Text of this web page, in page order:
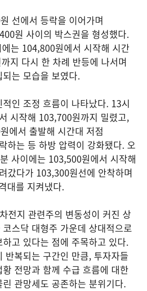
선에서 등락을 이어가며
원 사이의 박스권을 형성했다.
는 104,800원에서 시작해 시간
지 다시 한 차례 반등에 나서며
는 모습을 보였다.
인 조정 흐름이 나타났다. 13시
시작해 103,700원까지 밀렸고,
에서 출발해 시간대 저점
하는 등 하방 압력이 강화됐다. 오
사이에는 103,500원에서 시작해
갔다가 103,300원선에 안착하며
대를 지켜냈다.
전지 관련주의 변동성이 커진 상
스닥 대형주 가운데 상대적으로
고 있다는 점에 주목하고 있다.
반복되는 구간인 만큼, 투자자들
전망과 함께 수급 흐름에 대한
관망세도 공존하는 분위기다.